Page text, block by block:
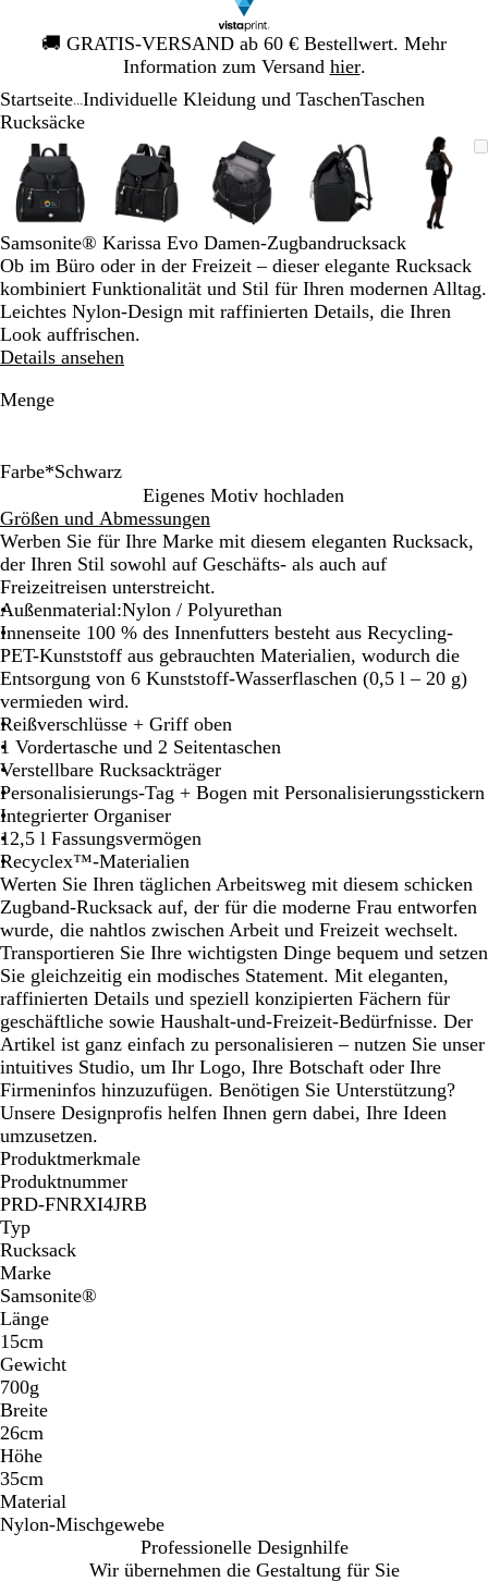
🚚 GRATIS-VERSAND ab 60 € Bestellwert. Mehr
Information zum Versand hier.
Galeriebild
1
Startseite Individuelle Kleidung und TaschenTaschen
Rucksäcke
Vergrößer-/verkleinerbares
Bild
Zoom
auf
Minimum
Klicken
zum
Vergrößern
Verwenden
Sie
die
Tasten
+
und
-
zum
Zoomen
und
die
Pfeiltasten
Vergrößer-/verkleinerbares
Bild
Zoom
auf
Minimum
Klicken
zum
Vergrößern
Verwenden
Sie
die
Tasten
+
und
-
zum
Zoomen
Vergrößer-/verkleinerbares
Bild
Zoom
auf
Minimum
Klicken
zum
Vergrößern
Verwenden
Sie
die
Tasten
+
und
-
zum
Vergrößer-/
Bild
Zoom
auf
Minimum
Klicken
zum
Vergrößern
Verwenden
Sie
die
Tasten
+
und
-
zum
Zoomen
Bild
Zoom
auf
zum
Sie
die
Tasten
+
und
-
zum
Galeriebild
von
Samsonite® Karissa Evo Damen-Zugbandrucksack
Ob im Büro oder in der Freizeit – dieser elegante Rucksack
kombiniert Funktionalität und Stil für Ihren modernen Alltag.
Leichtes Nylon-Design mit raffinierten Details, die Ihren
Look auffrischen.
Details ansehen
Menge
Farbe*Schwarz
c
h
w
a
r
z
a
c
h
t
b
l
a
u
Eigenes Motiv hochladen
Größen und Abmessungen
Werben Sie für Ihre Marke mit diesem eleganten Rucksack,
der Ihren Stil sowohl auf Geschäfts- als auch auf
Freizeitreisen unterstreicht.
Außenmaterial:Nylon / Polyurethan
Innenseite 100 % des Innenfutters besteht aus Recycling-
PET-Kunststoff aus gebrauchten Materialien, wodurch die
Entsorgung von 6 Kunststoff-Wasserflaschen (0,5 l – 20 g)
vermieden wird.
Reißverschlüsse + Griff oben
1 Vordertasche und 2 Seitentaschen
Verstellbare Rucksackträger
Personalisierungs-Tag + Bogen mit Personalisierungsstickern
Integrierter Organiser
12,5 l Fassungsvermögen
Recyclex™-Materialien
Werten Sie Ihren täglichen Arbeitsweg mit diesem schicken
Zugband-Rucksack auf, der für die moderne Frau entworfen
wurde, die nahtlos zwischen Arbeit und Freizeit wechselt.
Transportieren Sie Ihre wichtigsten Dinge bequem und setzen
Sie gleichzeitig ein modisches Statement. Mit eleganten,
raffinierten Details und speziell konzipierten Fächern für
geschäftliche sowie Haushalt-und-Freizeit-Bedürfnisse. Der
Artikel ist ganz einfach zu personalisieren – nutzen Sie unser
intuitives Studio, um Ihr Logo, Ihre Botschaft oder Ihre
Firmeninfos hinzuzufügen. Benötigen Sie Unterstützung?
Unsere Designprofis helfen Ihnen gern dabei, Ihre Ideen
umzusetzen.
Produktmerkmale
Produktnummer
PRD-FNRXI4JRB
Typ
Rucksack
Marke
Samsonite®
Länge
15cm
Gewicht
700g
Breite
26cm
Höhe
35cm
Material
Nylon-Mischgewebe
Professionelle Designhilfe
Wir übernehmen die Gestaltung für Sie